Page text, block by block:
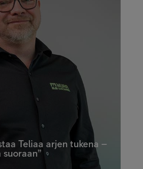
Teliaa arjen tukena –
suoraan”